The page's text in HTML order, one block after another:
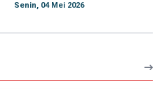
Senin, 04 Mei 2026